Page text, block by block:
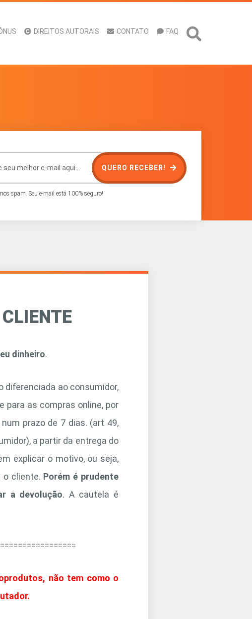
DIREITOS AUTORAIS CONTATO FAQ
spam. Seu e-mail está 100% seguro!
QUERO RECEBER!
dinheiro.
diferenciada ao consumidor,
para as compras online, por
prazo de 7 dias. (art 49,
a partir da entrega do
explicar o motivo, ou seja,
o cliente. Porém é prudente
a devolução. A cautela é
não tem como o